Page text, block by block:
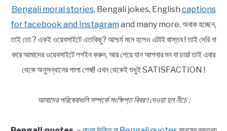
Bengali moral stories, Bengali jokes, English captions
for facebook and Instagram and many more. অবাক হচ্ছেন,
তাই তো ? একই ওয়েবসাইটে এতকিছু? আশ্চর্য মনে হলেও এটাই বাস্তব ! তাই দেরি না
করে আমাদের ওয়েবসাইটে লগইন করুন, আর পেয়ে যান আপনার মন যা চায়! তাই এবার
থেকে অনুসন্ধানের পালা শেষ!! এখন থেকেই শুধুই SATISFACTION !
আমাদের পরিষেবাগুলি সম্পর্কে সংক্ষিপ্ত বিবরণ দেওয়া হল নীচে :